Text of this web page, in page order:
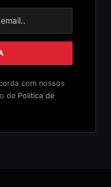
com nossos
de Política de